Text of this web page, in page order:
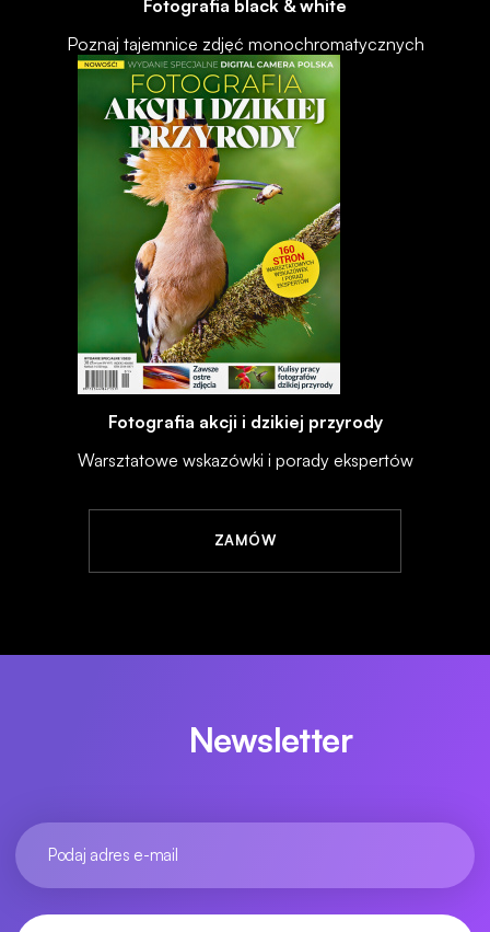
Fotografia black & white
Poznaj tajemnice zdjęć monochromatycznych
Fotografia akcji i dzikiej przyrody
Warsztatowe wskazówki i porady ekspertów
ZAMÓW
Newsletter